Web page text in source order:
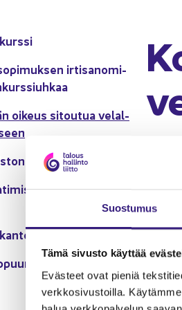
Suos­tu­mus
Tämä si­vus­to käyt­tää
Eväs­teet ovat pie­niä
verk­ko­si­vus­toil­la.
ir­ti­sa­no­mi­
oi­keus si­tou­tua ve­lal­
luo­vut­ta­mi­nen
ai­heu­tu­neet
ja ti­